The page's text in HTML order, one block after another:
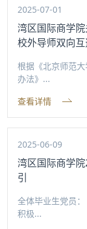
2025-07-01
湾区国际商学
校外导师双向
根据《北京师范
办法》...
查看详情
2025-06-09
湾区国际商学
引
全体毕业生党员
积极...